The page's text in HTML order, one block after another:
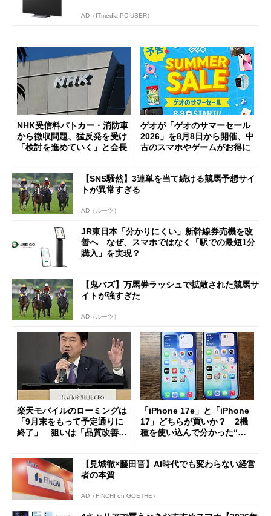
AD（ITmedia PC USER）
NHK受信料パトカー・消防車
から徴収問題、猛反発を受け
「検討を進めていく」と会長
ゲオが「ゲオのサマーセール
2026」を8月8日から開催、中
古のスマホやゲームがお得に
【SNS騒然】3連単を当て続ける競馬予想サイ
トが異常すぎる
AD（ルーツ）
JR東日本「分かりにくい」新幹線券売機を改
善へ なぜ、スマホではなく「駅での最短1分
購入」を実現？
【鬼バズ】万馬券ラッシュで拡散された競馬サ
イトが強すぎた
AD（ルーツ）
楽天モバイルのローミングは
「9月末をもって予定通りに
終了」 狙いは「品質改善」
も
「iPhone 17e」と「iPhone
17」どちらが買いか？ 2機
種を使い込んで分かった“ス
【見城徹×藤田晋】AI時代でも変わらない経営
者の本質
AD（FINCHI on GOETHE）